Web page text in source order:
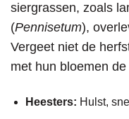
siergrassen, zoals
(Pennisetum),
Vergeet niet de
met hun bloemen
Heesters: Hulst,